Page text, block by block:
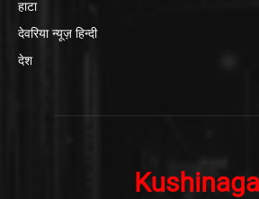
हाटा
देवरिया न्यूज़ हिन्दी
देश